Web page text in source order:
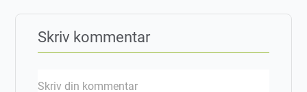
Skriv kommentar
Skriv din kommentar